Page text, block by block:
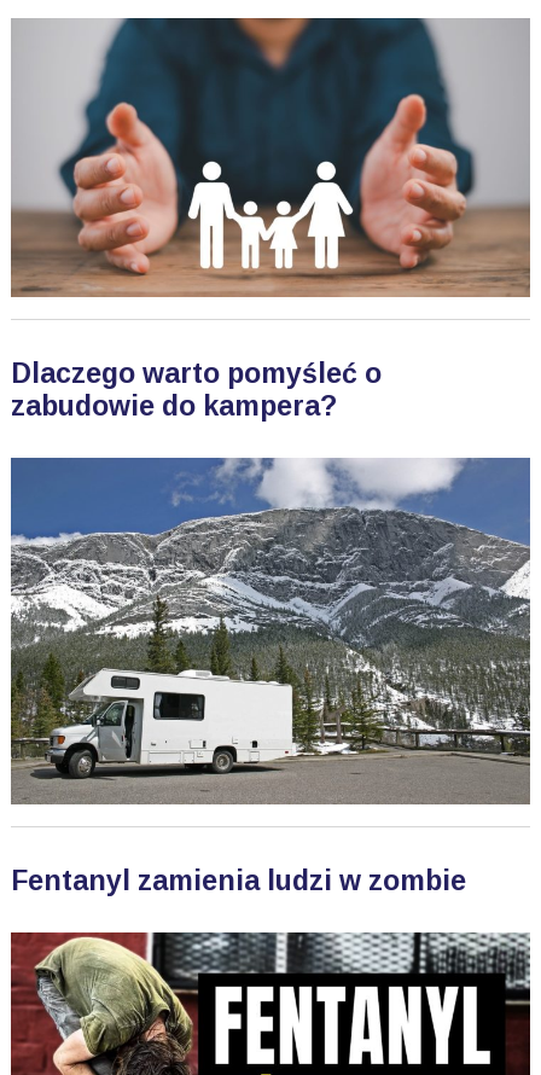
Dlaczego warto pomyśleć o
zabudowie do kampera?
Fentanyl zamienia ludzi w zombie